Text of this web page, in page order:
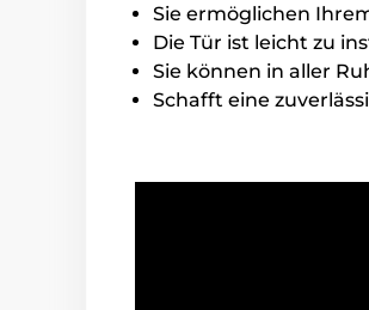
Sie ermöglichen
Die Tür ist leicht zu
Sie können in aller
Schafft eine